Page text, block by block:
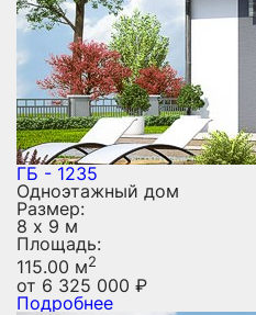
ГБ - 1235
Одноэтажный дом
Размер:
8 х 9 м
Площадь:
115.00 м2
от 6 325 000 ₽
Подробнее